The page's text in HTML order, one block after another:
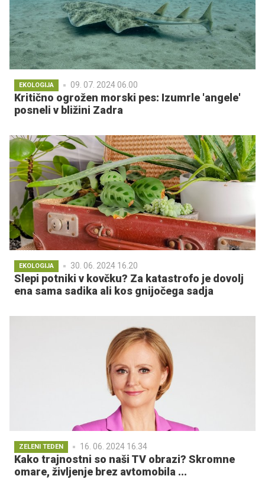
EKOLOGIJA 09. 07. 2024 06.00
Kritično ogrožen morski pes: Izumrle 'angele'
posneli v bližini Zadra
EKOLOGIJA 30. 06. 2024 16.20
Slepi potniki v kovčku? Za katastrofo je dovolj
ena sama sadika ali kos gnijočega sadja
ZELENI TEDEN 16. 06. 2024 16.34
Kako trajnostni so naši TV obrazi? Skromne
omare, življenje brez avtomobila ...